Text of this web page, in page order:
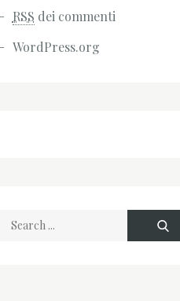
RSS dei commenti
WordPress.org
Search